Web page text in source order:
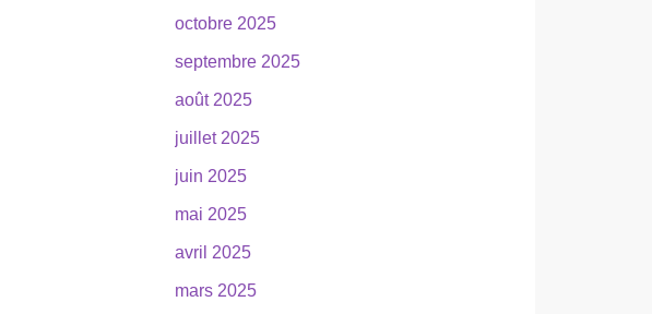
octobre 2025
septembre 2025
août 2025
juillet 2025
juin 2025
mai 2025
avril 2025
mars 2025